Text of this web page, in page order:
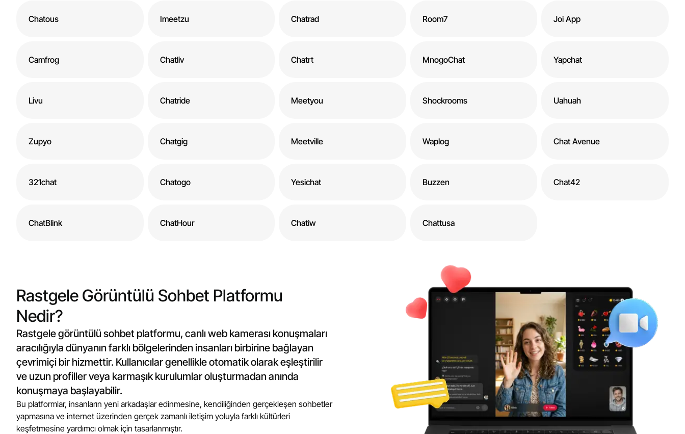
Chatous Imeetzu Chatrad Room7 Joi App
Camfrog Chatliv Chatrt MnogoChat Yapchat
Livu Chatride Meetyou Shockrooms Uahuah
Zupyo Chatgig Meetville Waplog Chat Avenue
321chat Chatogo Yesichat Buzzen Chat42
ChatBlink ChatHour Chatiw Chattusa
Rastgele Görüntülü Sohbet Platformu
Nedir?
Rastgele görüntülü sohbet platformu, canlı web kamerası konuşmaları
aracılığıyla dünyanın farklı bölgelerinden insanları birbirine bağlayan
çevrimiçi bir hizmettir. Kullanıcılar genellikle otomatik olarak eşleştirilir
ve uzun profiller veya karmaşık kurulumlar oluşturmadan anında
konuşmaya başlayabilir.
Bu platformlar, insanların yeni arkadaşlar edinmesine, kendiliğinden gerçekleşen sohbetler
yapmasına ve internet üzerinden gerçek zamanlı iletişim yoluyla farklı kültürleri
keşfetmesine yardımcı olmak için tasarlanmıştır.